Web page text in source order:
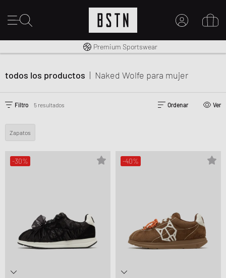
Envío gratuito a España desde € 100
Premium Sportswear
todos los productos | Naked Wolfe para mujer
Filtro 5 resultados Ordenar Ver
Zapatos
-30% -40%